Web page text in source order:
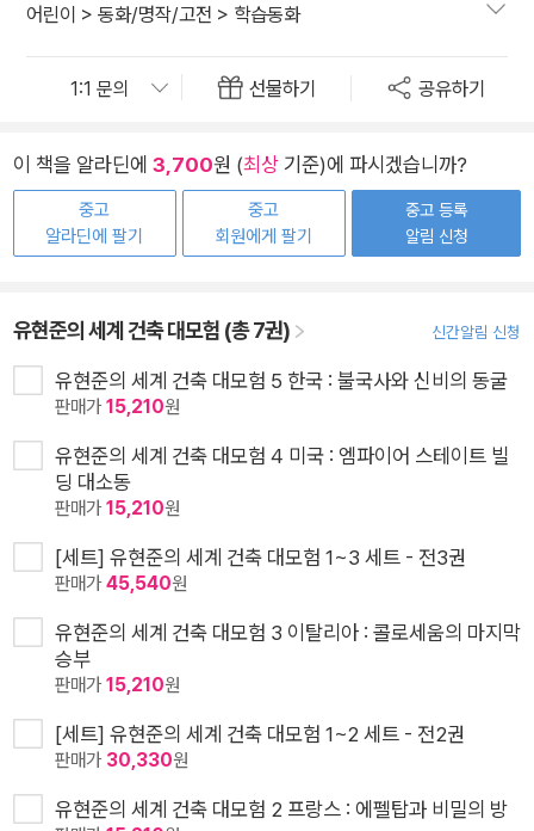
어린이 > 동화/명작/고전 > 학습동화
선물하기 공유하기
이 책을 알라딘에 3,700원 (최상 기준)에 파시겠습니까?
중고
알라딘에 팔기
중고
회원에게 팔기
중고 등록
알림 신청
유현준의 세계 건축 대모험 (총 7권) 신간알림 신청
유현준의 세계 건축 대모험 5 한국 : 불국사와 신비의 동굴
판매가15,210원
유현준의 세계 건축 대모험 4 미국 : 엠파이어 스테이트 빌
딩 대소동
판매가15,210원
[세트] 유현준의 세계 건축 대모험 1~3 세트 - 전3권
판매가45,540원
유현준의 세계 건축 대모험 3 이탈리아 : 콜로세움의 마지막
승부
판매가15,210원
[세트] 유현준의 세계 건축 대모험 1~2 세트 - 전2권
판매가 30,330원
유현준의 세계 건축 대모험 2 프랑스 : 에펠탑과 비밀의 방